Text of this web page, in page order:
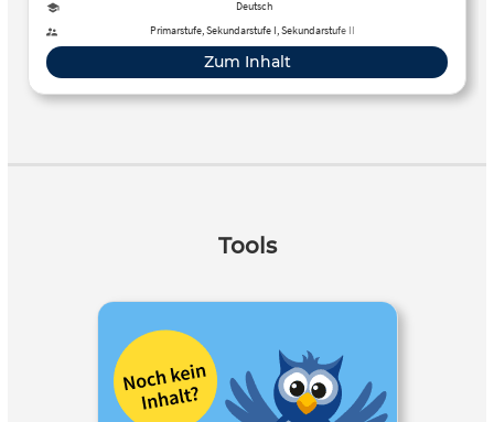
Deutsch
Primarstufe, Sekundarstufe I, Sekundarstufe II
Zum Inhalt
Tools